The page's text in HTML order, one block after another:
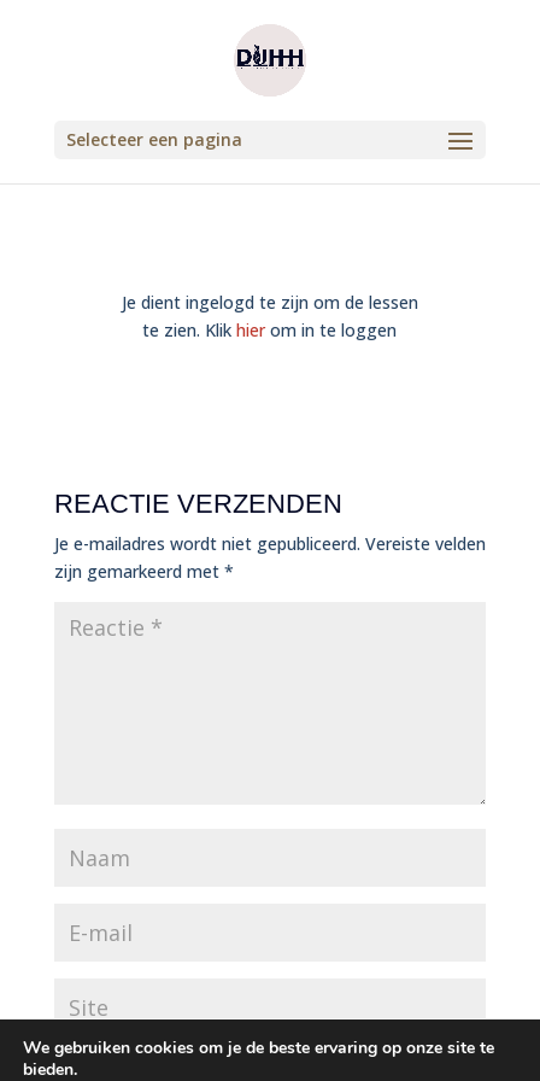
Selecteer een pagina
Je dient ingelogd te zijn om de lessen
te zien. Klikhierom in te loggen
REACTIE VERZENDEN
Je e-mailadres wordt niet gepubliceerd. Vereiste velden
zijn gemarkeerd met *
We gebruiken cookies om je de beste ervaring op onze site te
bieden.